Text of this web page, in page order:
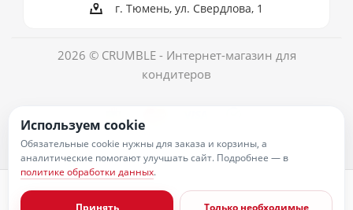
г. Тюмень, ул. Свердлова, 1
2026 © CRUMBLE - Интернет-магазин для
кондитеров
Согласие на обработку персональных данных
Используем cookie
Обязательные cookie нужны для заказа и корзины, а
аналитические помогают улучшать сайт. Подробнее — в
политике обработки данных.
Принять Только необходимые